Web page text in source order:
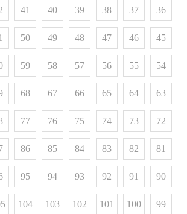
36
37
38
39
40
41
45
46
47
48
49
50
54
55
56
57
58
59
63
64
65
66
67
68
72
73
74
75
76
77
81
82
83
84
85
86
90
91
92
93
94
95
99
100
101
102
103
104